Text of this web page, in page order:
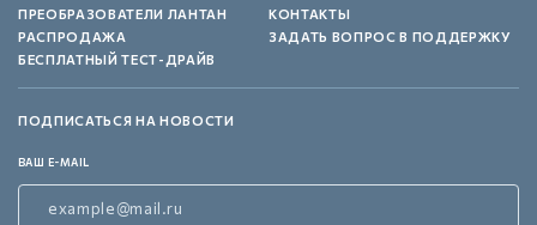
ПРЕОБРАЗОВАТЕЛИ ЛАНТАН
РАСПРОДАЖА
БЕСПЛАТНЫЙ ТЕСТ-ДРАЙВ
КОНТАКТЫ
ЗАДАТЬ ВОПРОС В ПОДДЕРЖКУ
ПОДПИСАТЬСЯ НА НОВОСТИ
ВАШ E-MAIL